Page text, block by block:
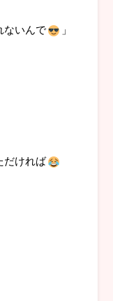
ないんで 」
だければ